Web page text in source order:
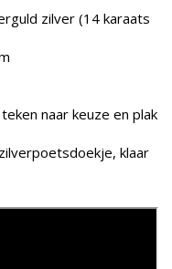
zilver (14 karaats
naar keuze en plak
klaar